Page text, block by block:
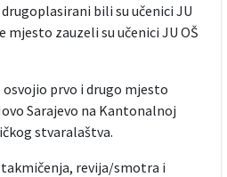
bili su učenici JU
mjesto zauzeli su učenici JU OŠ
osvojio prvo i drugo mjesto
Sarajevo na Kantonalnoj
stvaralaštva.
takmičenja, revija/smotra i